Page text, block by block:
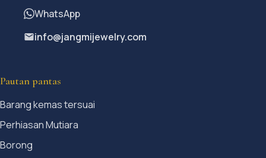
WhatsApp
info@jangmijewelry.com
Pautan pantas
Barang kemas tersuai
Perhiasan Mutiara
Borong